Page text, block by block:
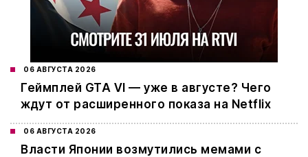
06 АВГУСТА 2026
Геймплей GTA VI — уже в августе? Чего
ждут от расширенного показа на Netflix
06 АВГУСТА 2026
Власти Японии возмутились мемами с